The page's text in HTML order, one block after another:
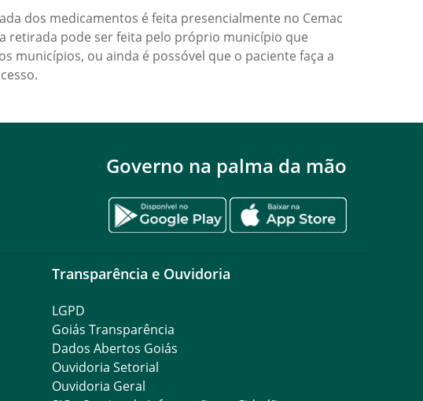
dos medicamentos é feita presencialmente no Cemac
retirada pode ser feita pelo próprio município que
municípios, ou ainda é possóvel que o paciente faça a
Governo na palma da mão
Transparência e Ouvidoria
LGPD
Goiás Transparência
Dados Abertos Goiás
Ouvidoria Setorial
Ouvidoria Geral